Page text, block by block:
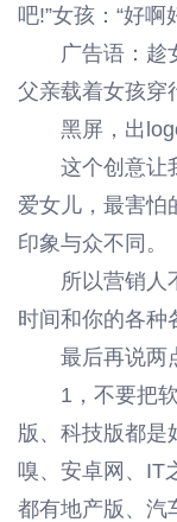
吧!”女孩：“好啊
广告语：趁女
父亲载着女孩穿
黑屏，出logo
这个创意让我
爱女儿，最害怕
印象与众不同。
所以营销人不
时间和你的各种
最后再说两
1，不要把软
版、科技版都是
嗅、安卓网、IT
都有地产版、汽